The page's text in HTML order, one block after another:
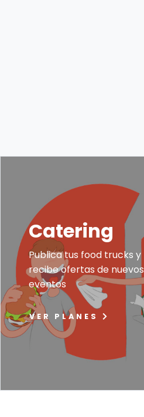
Catering
Publica tus food trucks y
recibe ofertas de nuevos
eventos
VER PLANES